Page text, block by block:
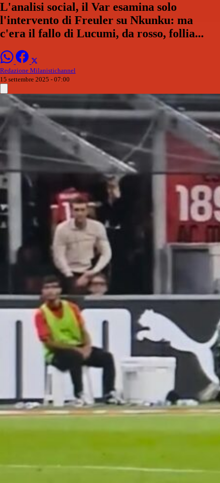
L'analisi social, il Var esamina solo
l'intervento di Freuler su Nkunku: ma
c'era il fallo di Lucumi, da rosso, follia...
Redazione Milanistichannel
15 settembre 2025 - 07:00